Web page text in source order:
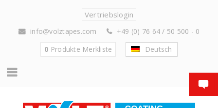
Vertriebslogin
info@volztapes.com
+49 (0) 76 64 / 50 500 - 0
0 Produkte Merkliste Deutsch